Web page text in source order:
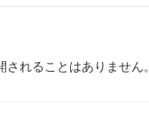
れることはありません。